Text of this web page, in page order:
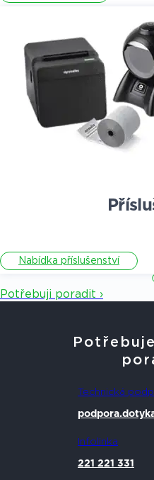
Nabídka příslušenství
Potřebuji poradit ›
Technická
Infolinka
221 221 331